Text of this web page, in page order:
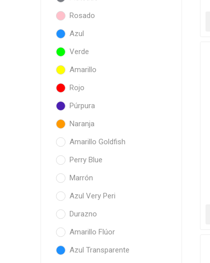
Rosado
Azul
Verde
Amarillo
Rojo
Púrpura
Naranja
Amarillo Goldfish
Perry Blue
Marrón
Azul Very Peri
Durazno
Amarillo Flúor
Azul Transparente